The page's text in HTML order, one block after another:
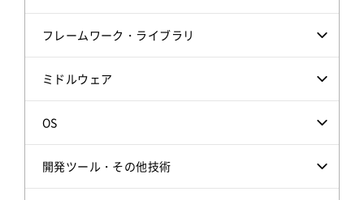
フレームワーク・ライブラリ
ミドルウェア
OS
開発ツール・その他技術